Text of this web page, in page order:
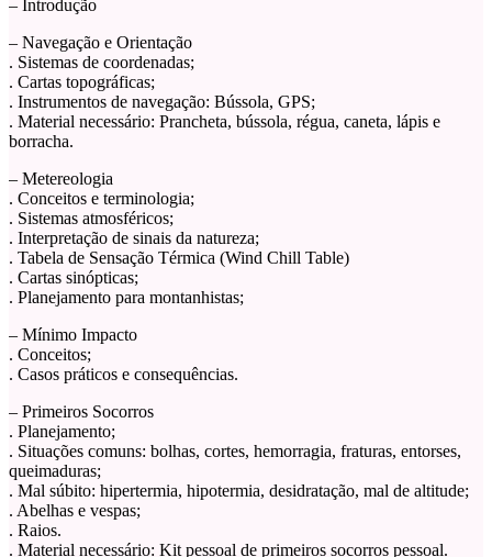
– Introdução
– Navegação e Orientação
. Sistemas de coordenadas;
. Cartas topográficas;
. Instrumentos de navegação: Bússola, GPS;
. Material necessário: Prancheta, bússola, régua, caneta, lápis e
borracha.
– Metereologia
. Conceitos e terminologia;
. Sistemas atmosféricos;
. Interpretação de sinais da natureza;
. Tabela de Sensação Térmica (Wind Chill Table)
. Cartas sinópticas;
. Planejamento para montanhistas;
– Mínimo Impacto
. Conceitos;
. Casos práticos e consequências.
– Primeiros Socorros
. Planejamento;
. Situações comuns: bolhas, cortes, hemorragia, fraturas, entorses,
queimaduras;
. Mal súbito: hipertermia, hipotermia, desidratação, mal de altitude;
. Abelhas e vespas;
. Raios.
. Material necessário: Kit pessoal de primeiros socorros pessoal.